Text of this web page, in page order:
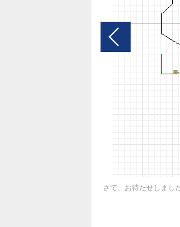
さて、お待たせしまし